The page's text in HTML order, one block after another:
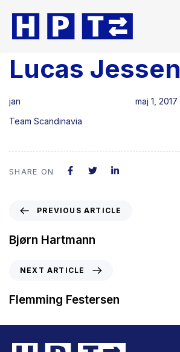
Lucas Jessen
Author
jan
Published
on:
maj 1, 2017
Published
in:
Team Scandinavia
SHARE ON
PREVIOUS ARTICLE
Bjørn Hartmann
NEXT ARTICLE
Flemming Festersen